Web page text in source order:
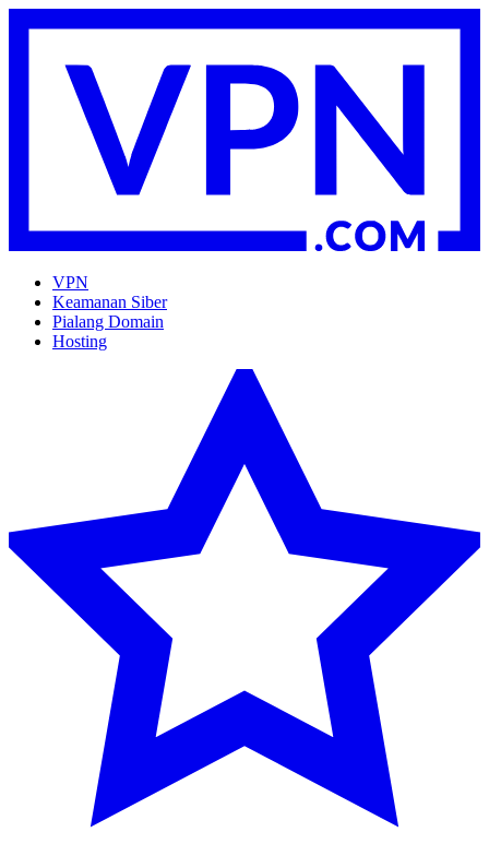
VPN
Keamanan Siber
Pialang Domain
Hosting